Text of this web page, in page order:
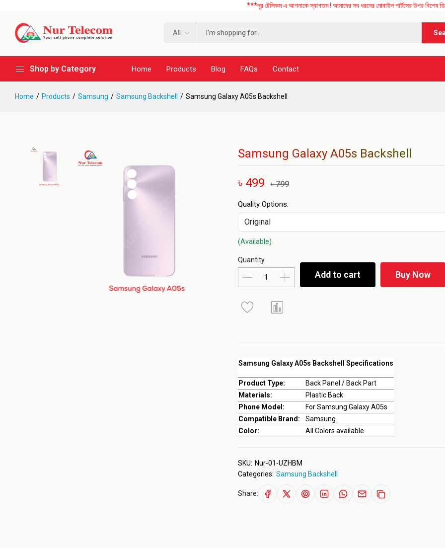
***নূর টেলিকম এ আপনাকে স্বাগতম ! আমাদের সব ধরনের মোবাইল পার্টসের উপর বিশেষ
All
Shop by Category Home Products Blog FAQs Contact
Home Products Samsung Samsung Backshell Samsung Galaxy A05s Backshell
Samsung Galaxy A05s Backshell
৳ 499 ৳ 799
Samsung Galaxy A05s Backshell Specifications
Product Type:
Back Panel / Back Part
Materials:
Plastic Back
Phone Model:
For Samsung Galaxy A05s
Compatible Brand:
Samsung
Color:
All Colors available
Quality Options:
(Available)
Quantity
Add to cart Buy Now
SKU: Nur-01-UZHBM
Categories: Samsung Backshell
Share: